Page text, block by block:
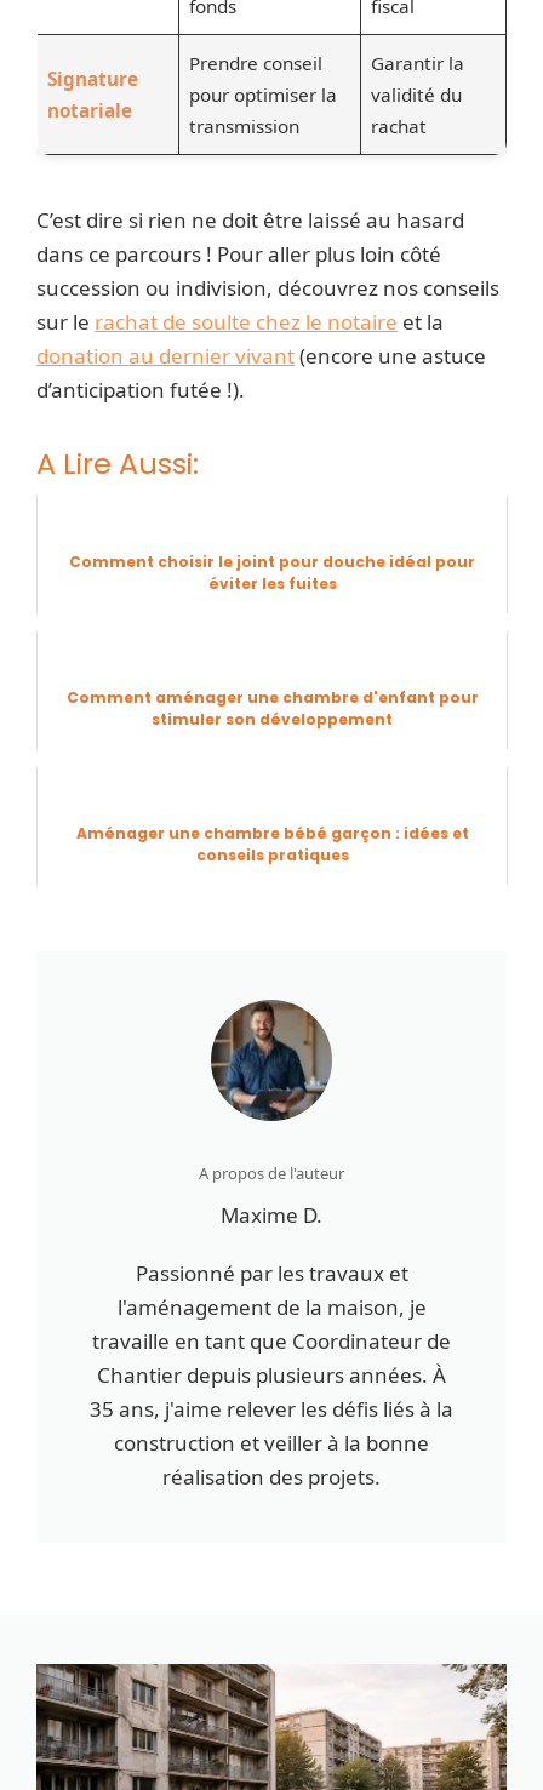
fonds fiscal
Signature
notariale
Prendre conseil
pour optimiser la
transmission
Garantir la
validité du
rachat
C’est dire si rien ne doit être laissé au hasard
dans ce parcours ! Pour aller plus loin côté
succession ou indivision, découvrez nos conseils
sur le rachat de soulte chez le notaire et la
donation au dernier vivant(encore une astuce
d’anticipation futée !).
A Lire Aussi:
Comment choisir le joint pour douche idéal pour
éviter les fuites
Comment aménager une chambre d'enfant pour
stimuler son développement
Aménager une chambre bébé garçon : idées et
conseils pratiques
A propos de l'auteur
Maxime D.
Passionné par les travaux et
l'aménagement de la maison, je
travaille en tant que Coordinateur de
Chantier depuis plusieurs années. À
35 ans, j'aime relever les défis liés à la
construction et veiller à la bonne
réalisation des projets.